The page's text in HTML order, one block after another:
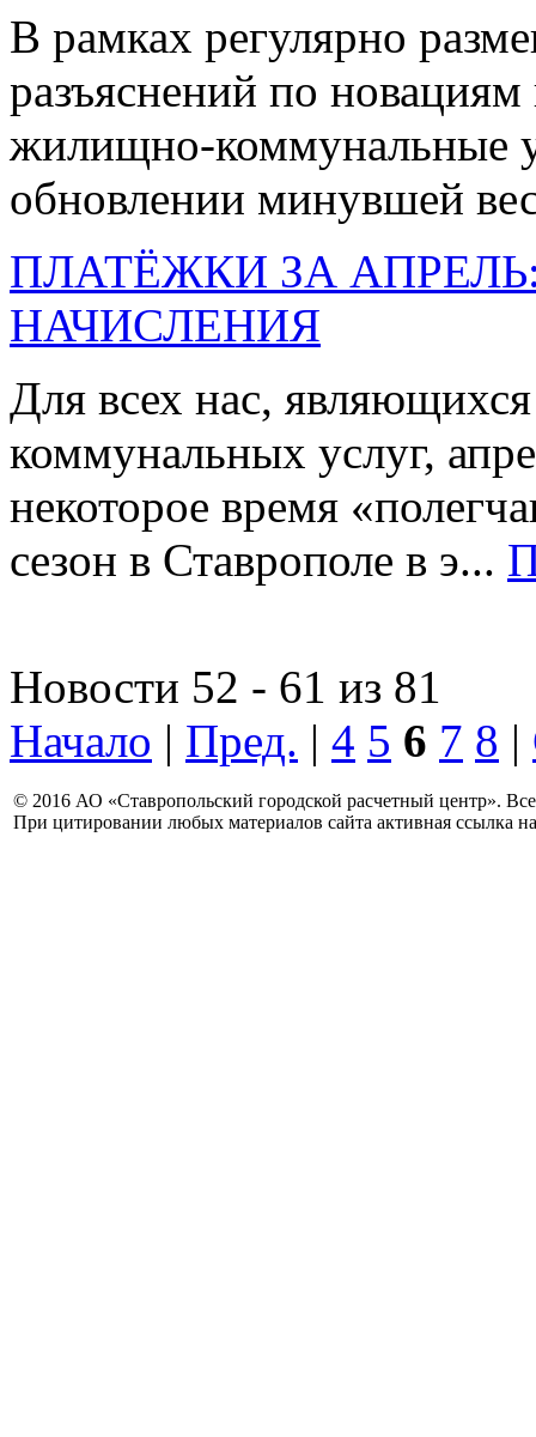
В рамках регулярно
разъяснений по
жилищно-коммунальные
обновлении минувшей
ПЛАТЁЖКИ ЗА
НАЧИСЛЕНИЯ
Для всех нас,
коммунальных услуг,
некоторое время
сезон в Ставрополе в э...
Новости 52 - 61 из 81
Начало | Пред. | 4 5 6 7 8 |
© 2016 АО «Ставропольский городской расчетный центр».
При цитировании любых материалов сайта активная ссылка